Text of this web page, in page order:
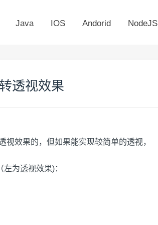
Java IOS Andorid NodeJS
透视效果
效果的，但如果能实现较简单的透视，
为透视效果)：